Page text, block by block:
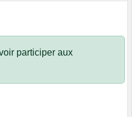
participer aux